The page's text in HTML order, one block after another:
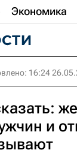
Экономика
16:24
и